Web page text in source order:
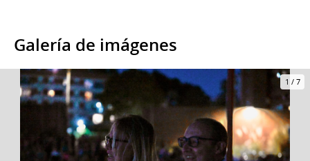
Galería de imágenes
1 / 7